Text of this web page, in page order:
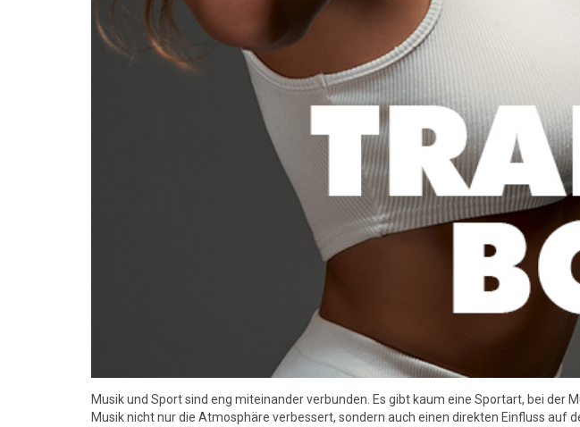
Musik und Sport sind eng miteinander verbunden. Es gibt kaum eine Sportart, bei
Musik nicht nur die Atmosphäre verbessert, sondern auch einen direkten Einfluss auf